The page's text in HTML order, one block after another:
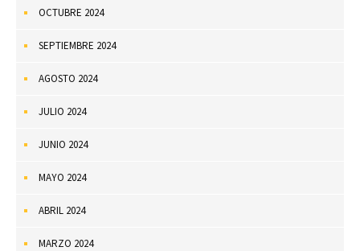
OCTUBRE 2024
SEPTIEMBRE 2024
AGOSTO 2024
JULIO 2024
JUNIO 2024
MAYO 2024
ABRIL 2024
MARZO 2024